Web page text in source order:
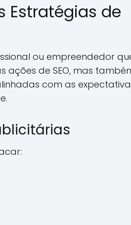
Estratégias de
ou empreendedor
ações de SEO, mas
com as